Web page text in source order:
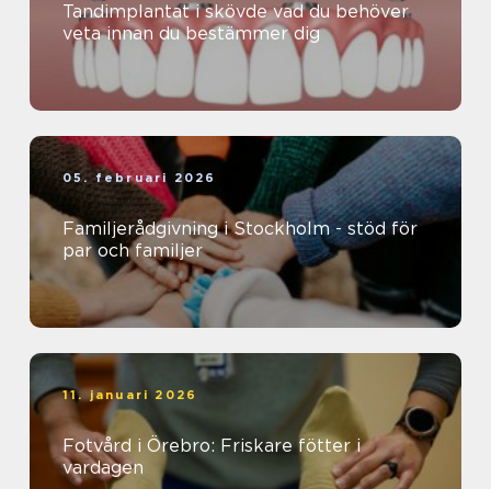
Tandimplantat i skövde vad du behöver
veta innan du bestämmer dig
05. februari 2026
Familjerådgivning i Stockholm - stöd för
par och familjer
11. januari 2026
Fotvård i Örebro: Friskare fötter i
vardagen